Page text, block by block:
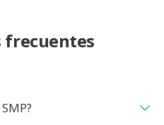
frecuentes